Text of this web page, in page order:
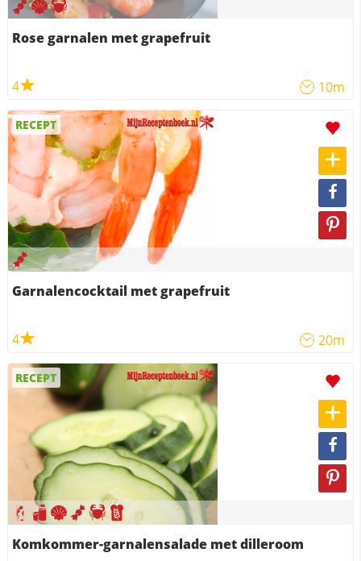
Rose garnalen met grapefruit
4 10m
RECEPT
Garnalencocktail met grapefruit
4 20m
RECEPT
Komkommer-garnalensalade met dilleroom